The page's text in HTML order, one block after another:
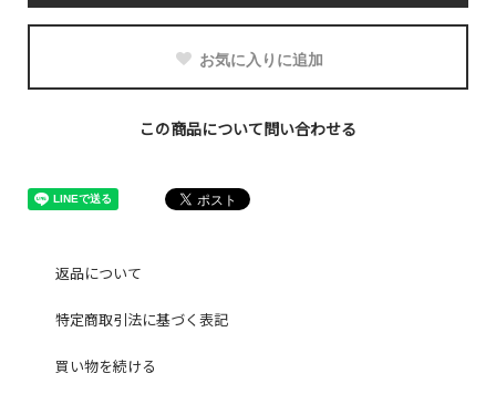
お気に入りに追加
この商品について問い合わせる
返品について
特定商取引法に基づく表記
買い物を続ける